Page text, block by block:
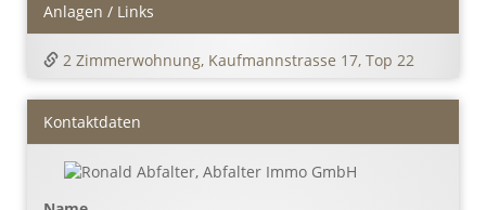
Anlagen / Links
2 Zimmerwohnung, Kaufmannstrasse 17, Top 22
Kontaktdaten